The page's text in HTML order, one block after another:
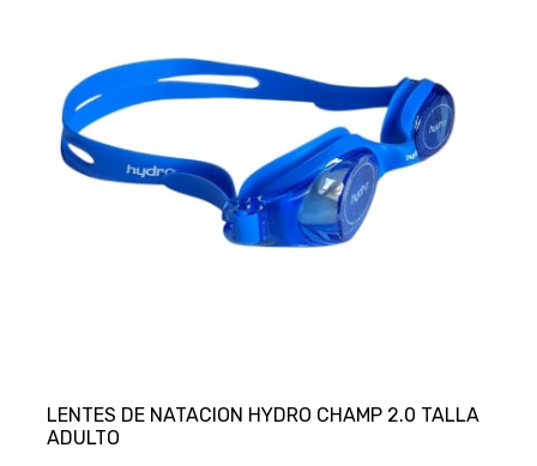
LENTES DE NATACION HYDRO CHAMP 2.0 TALLA